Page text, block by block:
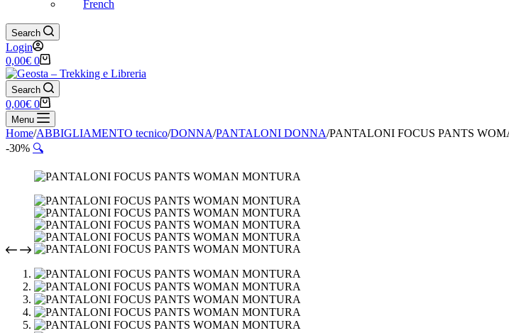
French
Search
Login
Carrello
0,00€ 0
Search
Carrello
0,00€ 0
Menu
Home/ABBIGLIAMENTO tecnico/DONNA/PANTALONI DONNA/PANTALONI FOCUS PANTS
-30% 🔍